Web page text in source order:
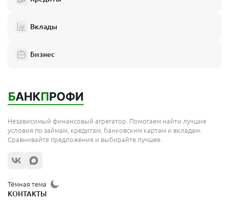
Вклады
Бизнес
Независимый финансовый агрегатор. Помогаем найти лучшие
условия по займам, кредитам, банковским картам и вкладам.
Сравнивайте предложения и выбирайте лучшее.
Тёмная тема
КОНТАКТЫ